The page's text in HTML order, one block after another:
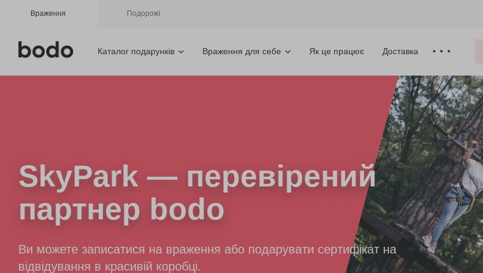
Враження Подорожі
Каталог подарунків Враження для себе Як це працює Доставка
SkyPark — перевірений
партнер bodo
Ви можете записатися на враження або подарувати сертифікат на
відвідування в красивій коробці.